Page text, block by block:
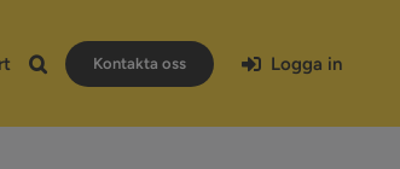
Kontakta oss Logga in